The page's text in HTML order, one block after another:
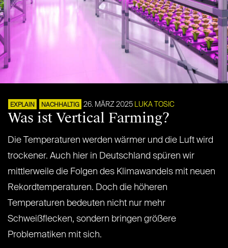
EXPLAIN NACHHALTIG 26. MÄRZ 2025 LUKA TOSIC
Was ist Vertical Farming?
Die Temperaturen werden wärmer und die Luft wird
trockener. Auch hier in Deutschland spüren wir
mittlerweile die Folgen des Klimawandels mit neuen
Rekordtemperaturen. Doch die höheren
Temperaturen bedeuten nicht nur mehr
Schweißflecken, sondern bringen größere
Problematiken mit sich.